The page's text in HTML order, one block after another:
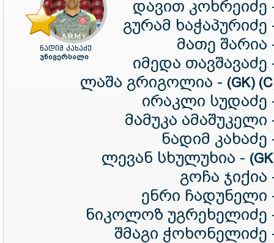
ნადიმ კახაძე
უნივერსალი
დავით კოხრეიძე
გურამ
მათე შარია
იმედა
ლაშა გრიგოლია - (GK)
ირაკლი სუდაძე
მამუკა
ნადიმ
ლევან სხულუხია -
გოჩა
ენრი ჩადუნელი
ნიკოლოზ უგრეხელიძე
შმაგი ჭოხონელიძე